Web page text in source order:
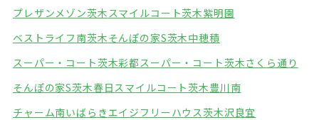
プレザンメゾン茨木スマイルコート茨木紫明園
ベストライフ南茨木そんぽの家S茨木中穂積
スーパー・コート茨木彩都スーパー・コート茨木さくら通り
そんぽの家S茨木春日スマイルコート茨木豊川南
チャーム南いばらきエイジフリーハウス茨木沢良宜